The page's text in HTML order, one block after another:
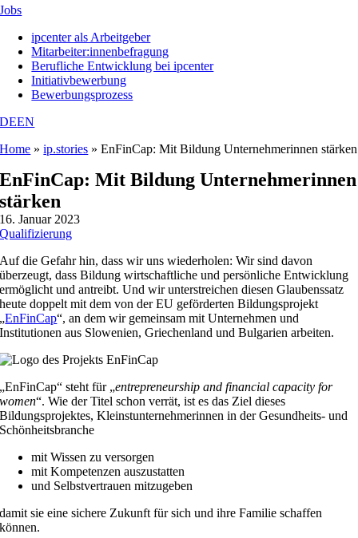
Jobs
ipcenter als Arbeitgeber
Mitarbeiter:innenbefragung
Berufliche Entwicklung bei ipcenter
Initiativbewerbung
Bewerbungsprozess
DEEN
Home »ip.stories »EnFinCap: Mit Bildung Unternehmerinnen stärken
EnFinCap: Mit Bildung Unternehmerinnen
stärken
16. Januar 2023
Qualifizierung
Auf die Gefahr hin, dass wir uns wiederholen: Wir sind davon
überzeugt, dass Bildung wirtschaftliche und persönliche Entwicklung
ermöglicht und antreibt. Und wir unterstreichen diesen Glaubenssatz
heute doppelt mit dem von der EU geförderten Bildungsprojekt
„EnFinCap“, an dem wir gemeinsam mit Unternehmen und
Institutionen aus Slowenien, Griechenland und Bulgarien arbeiten.
„EnFinCap“ steht für „entrepreneurship and financial capacity for
women“. Wie der Titel schon verrät, ist es das Ziel dieses
Bildungsprojektes, Kleinstunternehmerinnen in der Gesundheits- und
Schönheitsbranche
mit Wissen zu versorgen
mit Kompetenzen auszustatten
und Selbstvertrauen mitzugeben
damit sie eine sichere Zukunft für sich und ihre Familie schaffen
können.